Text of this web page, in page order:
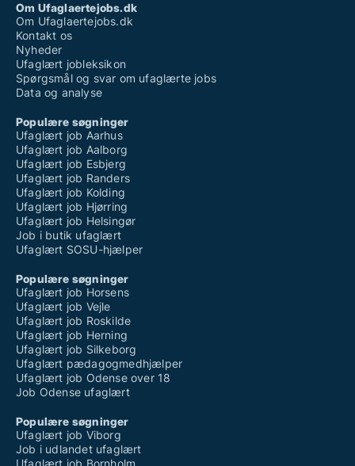
Om Ufaglaertejobs.dk
Om Ufaglaertejobs.dk
Kontakt os
Nyheder
Ufaglært jobleksikon
Spørgsmål og svar om ufaglærte jobs
Data og analyse
Populære søgninger
Ufaglært job Aarhus
Ufaglært job Aalborg
Ufaglært job Esbjerg
Ufaglært job Randers
Ufaglært job Kolding
Ufaglært job Hjørring
Ufaglært job Helsingør
Job i butik ufaglært
Ufaglært SOSU-hjælper
Populære søgninger
Ufaglært job Horsens
Ufaglært job Vejle
Ufaglært job Roskilde
Ufaglært job Herning
Ufaglært job Silkeborg
Ufaglært pædagogmedhjælper
Ufaglært job Odense over 18
Job Odense ufaglært
Populære søgninger
Ufaglært job Viborg
Job i udlandet ufaglært